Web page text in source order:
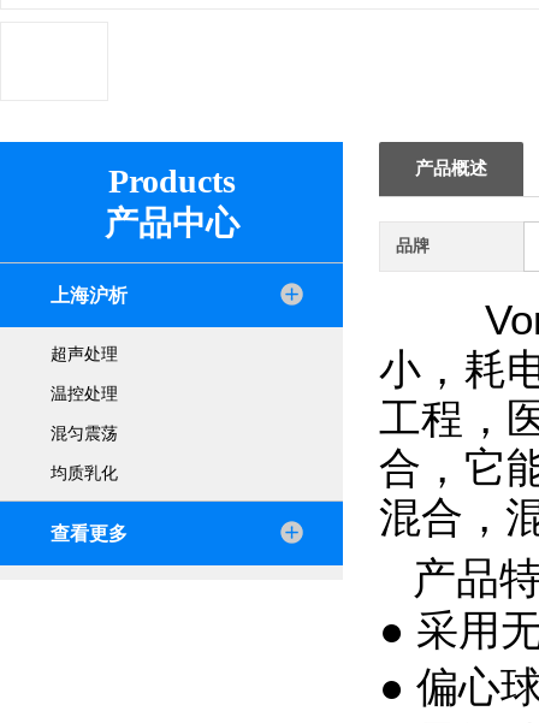
Products
产品中心
上海沪析
超声处理
温控处理
混匀震荡
均质乳化
查看更多
产品概述
品牌
小，耗
工程，
合，它
混合，
产品
● 采用
● 偏心